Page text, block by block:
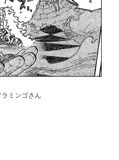
ミンゴさん